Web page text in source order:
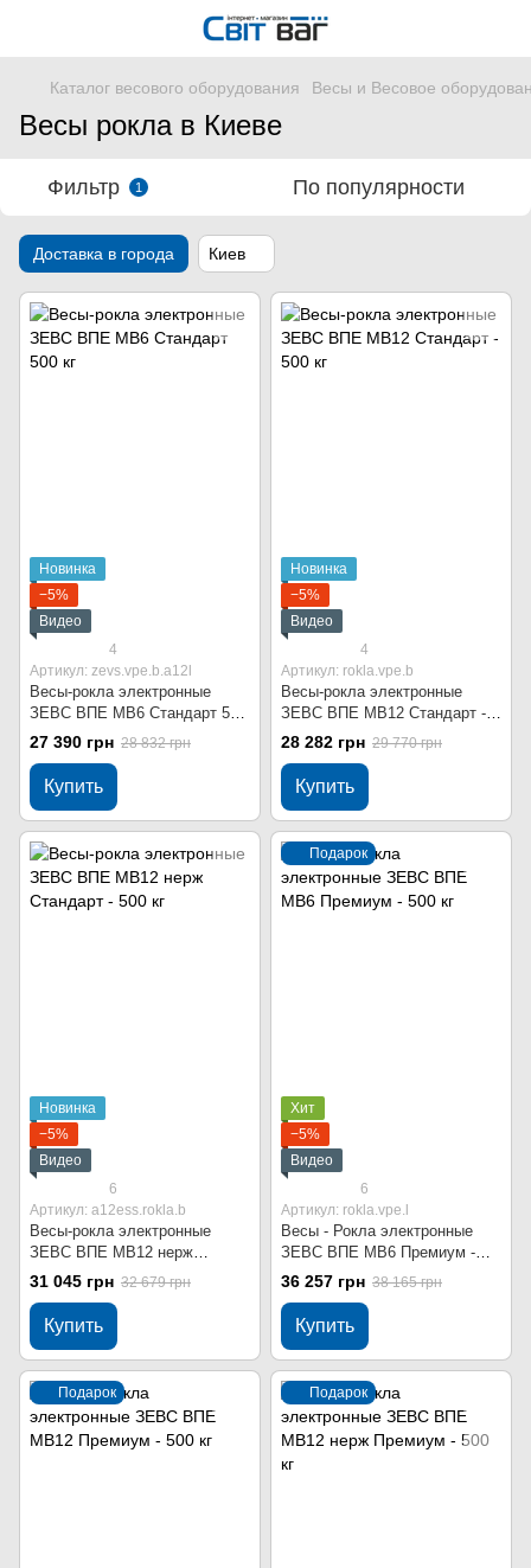
Каталог весового оборудования Весы и Весовое
Весы рокла в Киеве
Фильтр 1 По популярности
Доставка в города Киев
Новинка
−5%
Видео
4
Артикул: zevs.vpe.b.a12l
Весы-рокла электронные
ЗЕВС ВПЕ МВ6 Стандарт 500
кг
27 390 грн 28 832 грн
Купить
Новинка
−5%
Видео
4
Артикул: rokla.vpe.b
Весы-рокла электронные
ЗЕВС ВПЕ МВ12 Стандарт -
500 кг
28 282 грн 29 770 грн
Купить
Новинка
−5%
Видео
6
Артикул: a12ess.rokla.b
Весы-рокла электронные
ЗЕВС ВПЕ МВ12 нерж
Стандарт - 500 кг
31 045 грн 32 679 грн
Купить
Подарок
Хит
−5%
Видео
6
Артикул: rokla.vpe.l
Весы - Рокла электронные
ЗЕВС ВПЕ МВ6 Премиум -
500 кг
36 257 грн 38 165 грн
Купить
Подарок Подарок